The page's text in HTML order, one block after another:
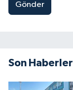
Gönder
Son Haberler